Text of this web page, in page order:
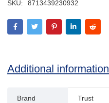
SKU: 8713439230932
Additional information
Brand Trust